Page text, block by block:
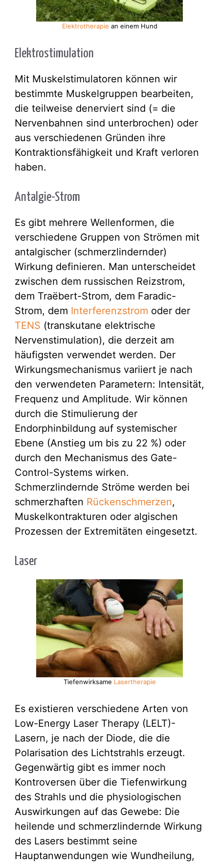
Elektrotherapie an einem Hund
Elektrostimulation
Mit Muskelstimulatoren können wir
bestimmte Muskelgruppen bearbeiten,
die teilweise denerviert sind (= die
Nervenbahnen sind unterbrochen) oder
aus verschiedenen Gründen ihre
Kontraktionsfähigkeit und Kraft verloren
haben.
Antalgie-Strom
Es gibt mehrere Wellenformen, die
verschiedene Gruppen von Strömen mit
antalgischer (schmerzlindernder)
Wirkung definieren. Man unterscheidet
zwischen dem russischen Reizstrom,
dem Traëbert-Strom, dem Faradic-
Strom, dem Interferenzstrom oder der
TENS (transkutane elektrische
Nervenstimulation), die derzeit am
häufigsten verwendet werden. Der
Wirkungsmechanismus variiert je nach
den verwendeten Parametern: Intensität,
Frequenz und Amplitude. Wir können
durch die Stimulierung der
Endorphinbildung auf systemischer
Ebene (Anstieg um bis zu 22 %) oder
durch den Mechanismus des Gate-
Control-Systems wirken.
Schmerzlindernde Ströme werden bei
schmerzhaften Rückenschmerzen,
Muskelkontrakturen oder algischen
Prozessen der Extremitäten eingesetzt.
Laser
Tiefenwirksame Lasertherapie
Es existieren verschiedene Arten von
Low-Energy Laser Therapy (LELT)-
Lasern, je nach der Diode, die die
Polarisation des Lichtstrahls erzeugt.
Gegenwärtig gibt es immer noch
Kontroversen über die Tiefenwirkung
des Strahls und die physiologischen
Auswirkungen auf das Gewebe: Die
heilende und schmerzlindernde Wirkung
des Lasers bestimmt seine
Hauptanwendungen wie Wundheilung,